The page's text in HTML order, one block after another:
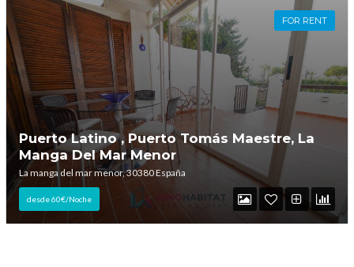
FOR RENT
Puerto Latino , Puerto Tomás Maestre, La
Manga Del Mar Menor
La manga del mar menor, 30380 España
desde 60€/Noche